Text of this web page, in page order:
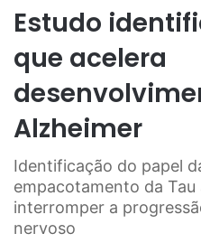
Estudo
que acelera
Alzheimer
Identificação do papel
empacotamento da
interromper a
nervoso